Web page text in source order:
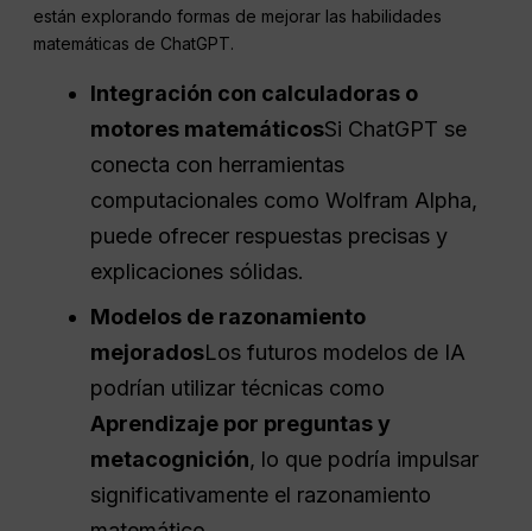
están explorando formas de mejorar las habilidades
matemáticas de ChatGPT.
Integración con calculadoras o
motores matemáticosSi ChatGPT se
conecta con herramientas
computacionales como Wolfram Alpha,
puede ofrecer respuestas precisas y
explicaciones sólidas.
Modelos de razonamiento
mejoradosLos futuros modelos de IA
podrían utilizar técnicas como
Aprendizaje por preguntas y
metacognición, lo que podría impulsar
significativamente el razonamiento